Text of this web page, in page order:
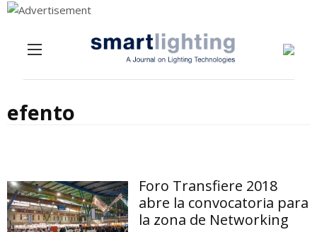
efento
Foro Transfiere 2018
abre la convocatoria para
la zona de Networking